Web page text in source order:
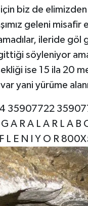
için biz de
geleni
ileride göl
söyleniyor
ise 15 ila 20
yani yürüme